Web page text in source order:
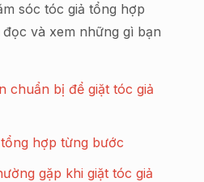
sóc tóc giả tổng hợp
và xem những gì bạn
chuẩn bị để giặt tóc giả
hợp từng bước
gặp khi giặt tóc giả